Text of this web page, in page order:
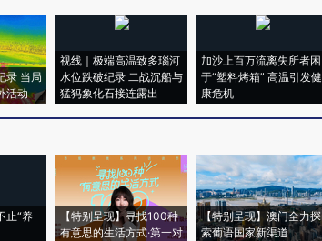
录 当局
活动
视线｜极端高温致多瑙河
水位跌破纪录 二战沉船与
猛犸象化石接连露出
加沙上百万流离失所者困
于“塑料烤箱” 高温引发健
康危机
止“养
【特别呈现】寻找100种
有意思的生活方式·第一对
【特别呈现】澳门全力探
索葡语国家新渠道